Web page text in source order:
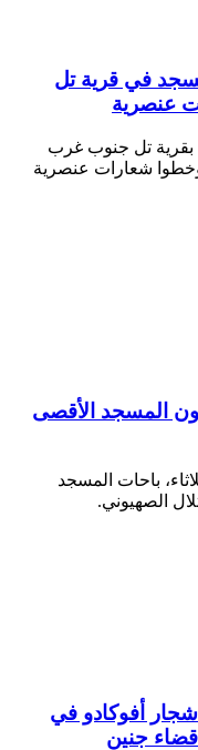
في قرية تل
عنصرية
تل جنوب غرب
وخطوا شعارات عنصرية
المسجد الأقصى
باحات المسجد
الصهيوني.
أفوكادو في
جنين